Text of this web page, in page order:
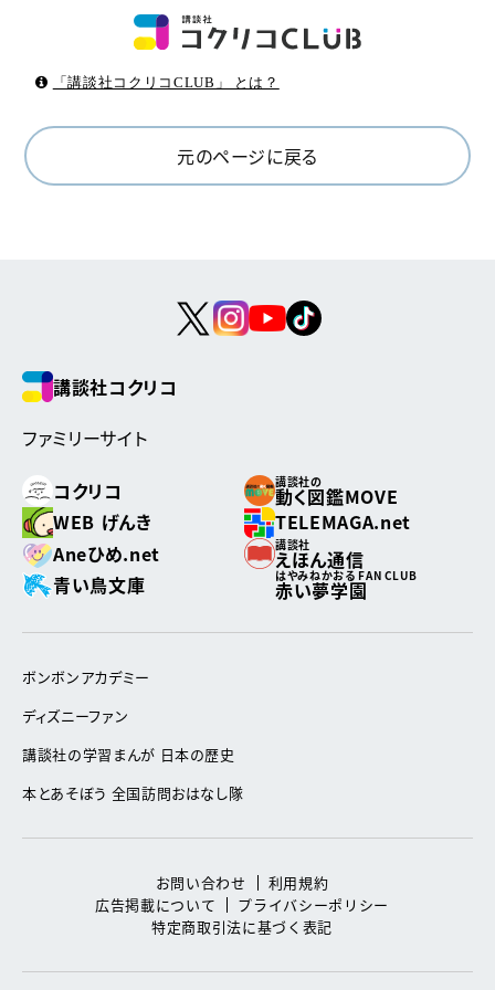
「講談社コクリコCLUB」 とは？
元のページに戻る
講談社コクリコ
ファミリーサイト
コクリコ
講談社の
動く図鑑MOVE
WEB げんき
TELEMAGA.net
Aneひめ.net
講談社
えほん通信
青い鳥文庫
はやみねかおる FAN CLUB
赤い夢学園
ボンボンアカデミー
ディズニーファン
講談社の学習まんが 日本の歴史
本とあそぼう 全国訪問おはなし隊
お問い合わせ
利用規約
広告掲載について
プライバシーポリシー
特定商取引法に基づく表記